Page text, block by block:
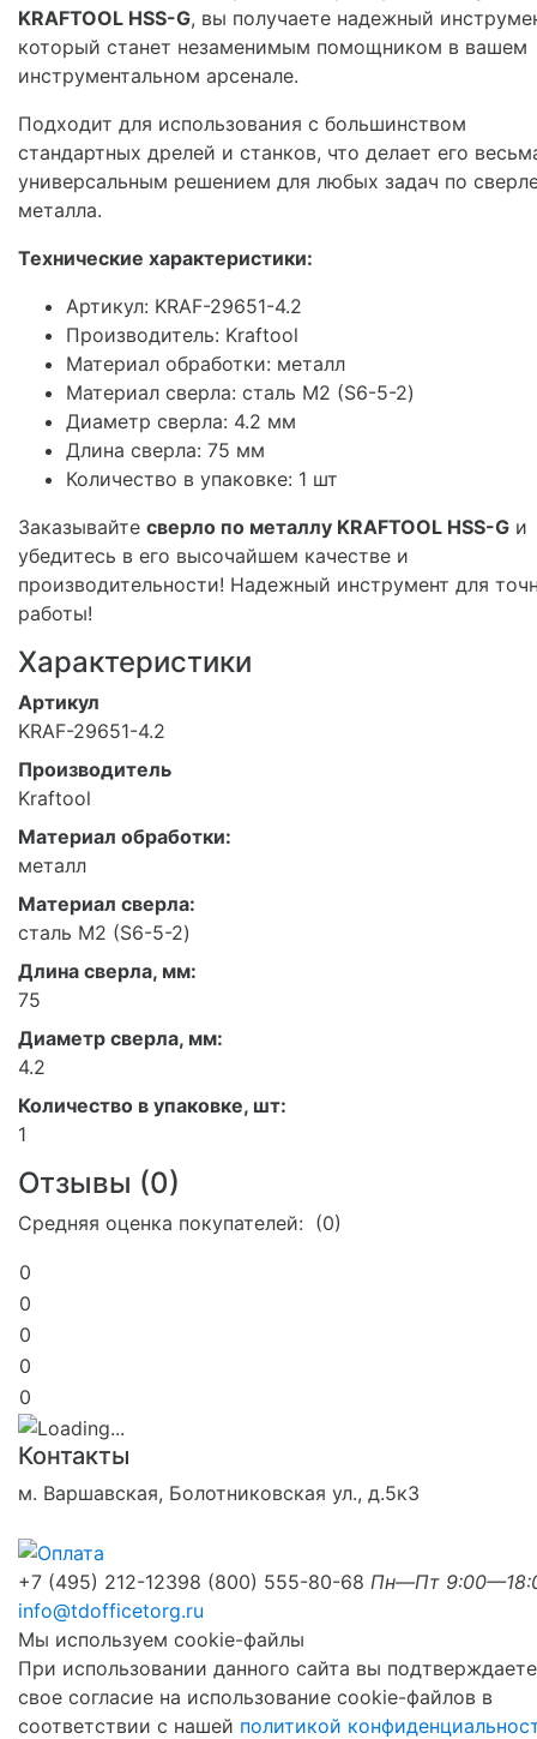
KRAFTOOL HSS-G, вы получаете надежный
который станет незаменимым помощником в вашем
инструментальном арсенале.
Подходит для использования с большинством
стандартных дрелей и станков, что делает его
универсальным решением для любых задач по
металла.
Технические характеристики:
Артикул: KRAF-29651-4.2
Производитель: Kraftool
Материал обработки: металл
Материал сверла: сталь М2 (S6-5-2)
Диаметр сверла: 4.2 мм
Длина сверла: 75 мм
Количество в упаковке: 1 шт
Заказывайте сверло по металлу KRAFTOOL HSS-G и
убедитесь в его высочайшем качестве и
производительности! Надежный инструмент для
работы!
Характеристики
Артикул
KRAF-29651-4.2
Производитель
Kraftool
Материал обработки:
металл
Материал сверла:
сталь М2 (S6-5-2)
Длина сверла, мм:
75
Диаметр сверла, мм:
4.2
Количество в упаковке, шт:
1
Отзывы (0)
Средняя оценка покупателей: (0)
0
0
0
0
0
Контакты
м. Варшавская, Болотниковская ул., д.5к3
+7 (495) 212-12398 (800) 555-80-68 Пн—Пт
info@tdofficetorg.ru
Мы используем cookie-файлы
При использовании данного сайта вы подтверждаете
свое согласие на использование cookie-файлов в
соответствии с нашей политикой